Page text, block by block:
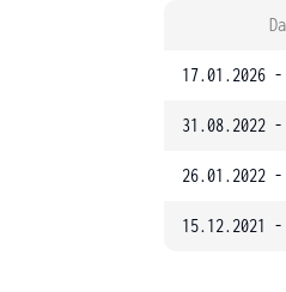
17.01.2026
31.08.2022
26.01.2022
15.12.2021